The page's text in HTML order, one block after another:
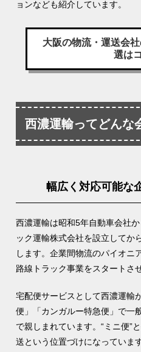
ョンなども紹介しています。
大阪の物流・運送会
選は
西濃運輸ってどんな
幅広く対応可能な
西濃運輸は昭和5年自動車会社
ック運輸株式会社を設立してか
します。企業間物流のパイオニ
路線トラック事業をスタートさ
宅配便サービスとして西濃運輸
便」「カンガルー特急便」で一
で親しまれています。“ミニ便”
送という位置づけになっています